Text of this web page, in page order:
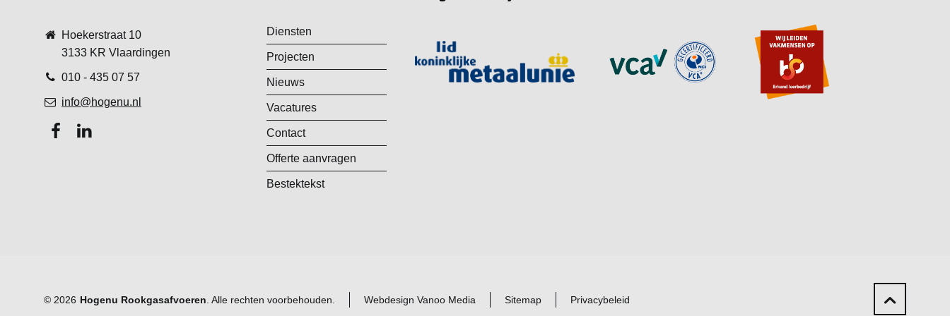
Hoekerstraat 10
3133 KR Vlaardingen
010 - 435 07 57
info@hogenu.nl
Diensten
Projecten
Nieuws
Vacatures
Contact
Offerte aanvragen
Bestektekst
© 2026 Hogenu Rookgasafvoeren . Alle rechten voorbehouden. Webdesign Vanoo Media Sitemap Privacybeleid